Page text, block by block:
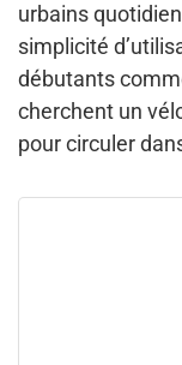
urbains
simplicité
débutants
cherchent un
pour circuler